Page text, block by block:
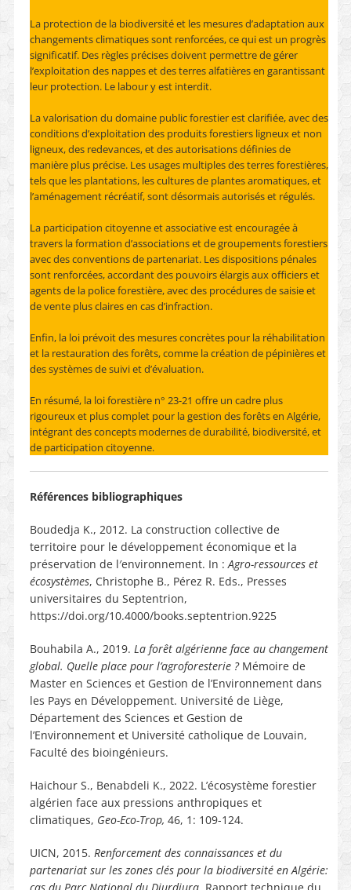
La protection de la biodiversité et les mesures d’adaptation aux
changements climatiques sont renforcées, ce qui est un progrès
significatif. Des règles précises doivent permettre de gérer
l’exploitation des nappes et des terres alfatières en garantissant
leur protection. Le labour y est interdit.
La valorisation du domaine public forestier est clarifiée, avec des
conditions d’exploitation des produits forestiers ligneux et non
ligneux, des redevances, et des autorisations définies de
manière plus précise. Les usages multiples des terres forestières,
tels que les plantations, les cultures de plantes aromatiques, et
l’aménagement récréatif, sont désormais autorisés et régulés.
La participation citoyenne et associative est encouragée à
travers la formation d’associations et de groupements forestiers
avec des conventions de partenariat. Les dispositions pénales
sont renforcées, accordant des pouvoirs élargis aux officiers et
agents de la police forestière, avec des procédures de saisie et
de vente plus claires en cas d’infraction.
Enfin, la loi prévoit des mesures concrètes pour la réhabilitation
et la restauration des forêts, comme la création de pépinières et
des systèmes de suivi et d’évaluation.
En résumé, la loi forestière n° 23-21 offre un cadre plus
rigoureux et plus complet pour la gestion des forêts en Algérie,
intégrant des concepts modernes de durabilité, biodiversité, et
de participation citoyenne.
Références bibliographiques
Boudedja K., 2012. La construction collective de
territoire pour le développement économique et la
préservation de l′environnement. In :Agro-ressources et
écosystèmes, Christophe B., Pérez R. Eds., Presses
universitaires du Septentrion,
https://doi.org/10.4000/books.septentrion.9225
Bouhabila A., 2019. La forêt algérienne face au changement
global. Quelle place pour l’agroforesterie ?Mémoire de
Master en Sciences et Gestion de l’Environnement dans
les Pays en Développement. Université de Liège,
Département des Sciences et Gestion de
l’Environnement et Université catholique de Louvain,
Faculté des bioingénieurs.
Haichour S., Benabdeli K., 2022. L’écosystème forestier
algérien face aux pressions anthropiques et
climatiques, Geo-Eco-Trop, 46, 1: 109-124.
UICN, 2015. Renforcement des connaissances et du
partenariat sur les zones clés pour la biodiversité en Algérie: